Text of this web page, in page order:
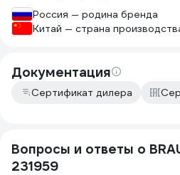
Россия — родина бренда
Китай — страна
Документация
Сертификат дилера
Вопросы и ответы о
231959